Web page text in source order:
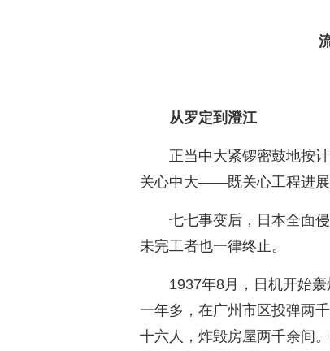
从罗定到澄江
正当中大紧锣密鼓地按
关心中大——既关心工程进展
七七事变后，日本全面
未完工者也一律终止。
1937年8月，日机开始
一年多，在广州市区投弹两
十六人，炸毁房屋两千余间